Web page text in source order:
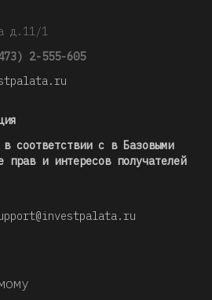
д.11/1
2-555-605
в соответствии с в Базовыми
прав и интересов получателей